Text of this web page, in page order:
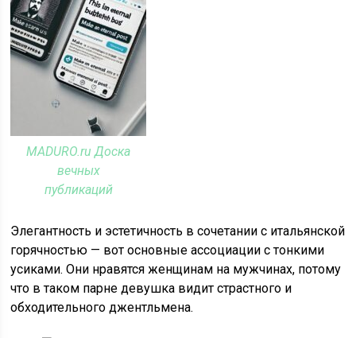
MADURO.ru Доска
вечных
публикаций
Элегантность и эстетичность в сочетании с итальянской
горячностью — вот основные ассоциации с тонкими
усиками. Они нравятся женщинам на мужчинах, потому
что в таком парне девушка видит страстного и
обходительного джентльмена.